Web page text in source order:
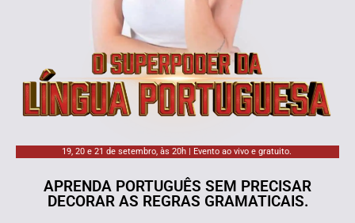
19, 20 e 21 de setembro, às 20h | Evento ao vivo e gratuito.
APRENDA PORTUGUÊS SEM PRECISAR
DECORAR AS REGRAS GRAMATICAIS.